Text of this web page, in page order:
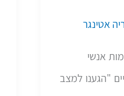
אטינגר
אנשי
"הגענו למצב